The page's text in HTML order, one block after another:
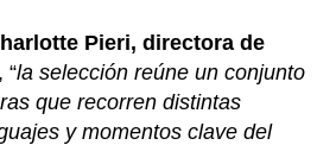
Pieri, directora de
, “la selección reúne un conjunto
que recorren distintas
y momentos clave del